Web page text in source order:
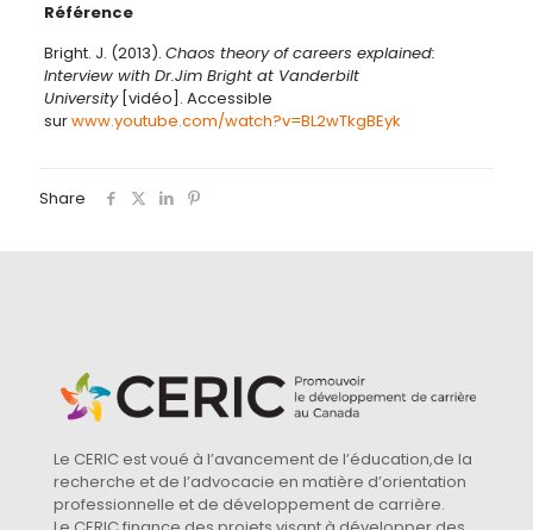
Référence
Bright. J. (2013). Chaos theory of careers explained:
Interview with Dr.Jim Bright at Vanderbilt
University[vidéo]. Accessible
surwww.youtube.com/watch?v=BL2wTkgBEyk
Share
Le CERIC est voué à l’avancement de l’éducation,de la
recherche et de l’advocacie en matière d’orientation
professionnelle et de développement de carrière.